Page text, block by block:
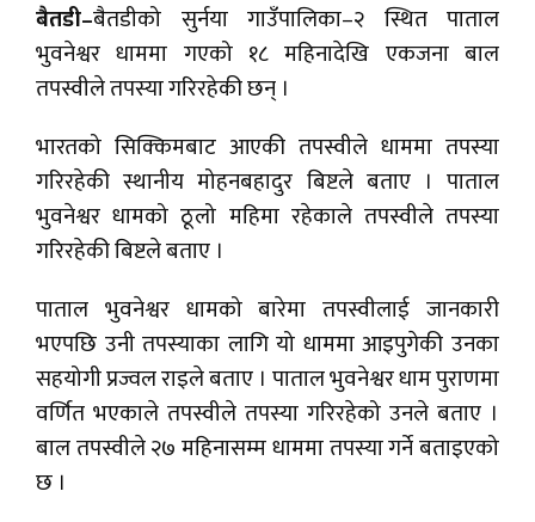
बैतडी–बैतडीको सुर्नया गाउँपालिका–२ स्थित पाताल
भुवनेश्वर धाममा गएको १८ महिनादेखि एकजना बाल
तपस्वीले तपस्या गरिरहेकी छन् ।
भारतको सिक्किमबाट आएकी तपस्वीले धाममा तपस्या
गरिरहेकी स्थानीय मोहनबहादुर बिष्टले बताए । पाताल
भुवनेश्वर धामको ठूलो महिमा रहेकाले तपस्वीले तपस्या
गरिरहेकी बिष्टले बताए ।
पाताल भुवनेश्वर धामको बारेमा तपस्वीलाई जानकारी
भएपछि उनी तपस्याका लागि यो धाममा आइपुगेकी उनका
सहयोगी प्रज्वल राइले बताए । पाताल भुवनेश्वर धाम पुराणमा
वर्णित भएकाले तपस्वीले तपस्या गरिरहेको उनले बताए ।
बाल तपस्वीले २७ महिनासम्म धाममा तपस्या गर्ने बताइएको
छ ।